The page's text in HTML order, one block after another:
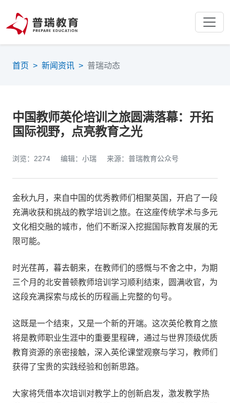
首页 > 新闻资讯 > 普瑞动态
中国教师英伦培训之旅圆满落幕：开拓
国际视野，点亮教育之光
浏览：2274 编辑：小瑞 来源：普瑞教育公众号
金秋九月，来自中国的优秀教师们相聚英国，开启了一段
充满收获和挑战的教学培训之旅。在这座传统学术与多元
文化相交融的城市，他们不断深入挖掘国际教育发展的无
限可能。
时光荏苒，暮去朝来，在教师们的感慨与不舍之中，为期
三个月的北安普顿教师培训学习顺利结束，圆满收官，为
这段充满探索与成长的历程画上完整的句号。
这既是一个结束，又是一个新的开端。这次英伦教育之旅
将是教师职业生涯中的重要里程碑，通过与世界顶级优质
教育资源的亲密接触，深入英伦课堂观察与学习，教师们
获得了宝贵的实践经验和创新思路。
大家将凭借本次培训对教学上的创新启发，激发教学热